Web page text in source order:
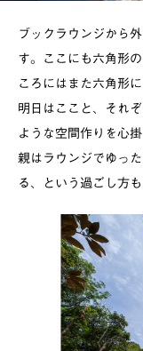
ブックラウンジから
す。ここにも六角形
ころにはまた六角形
明日はここと、それ
ような空間作りを心掛
親はラウンジでゆっ
る、という過ごし方